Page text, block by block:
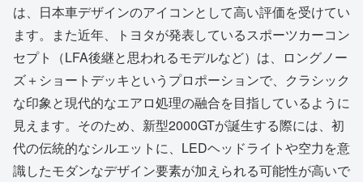
は、日本車デザインのアイコンとして高い評価を受けてい
ます。また近年、トヨタが発表しているスポーツカーコン
セプト（LFA後継と思われるモデルなど）は、ロングノー
ズ＋ショートデッキというプロポーションで、クラシック
な印象と現代的なエアロ処理の融合を目指しているように
見えます。そのため、新型2000GTが誕生する際には、初
代の伝統的なシルエットに、LEDヘッドライトや空力を意
識したモダンなデザイン要素が加えられる可能性が高いで